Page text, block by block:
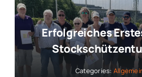
Erfolgreiches
Categories: